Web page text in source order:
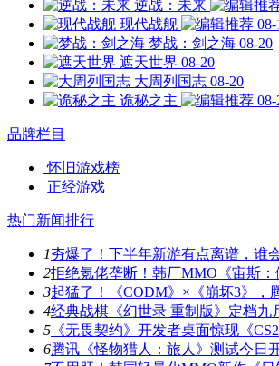
逆战：未来
现代战舰
08-
梦战：剑之海 08-20
遮天世界 08-20
大周列国志 08-20
诡秘之主
08-
品牌栏目
怀旧游戏榜
正经游戏
热门新闻排行
1夯爆了！下半年新游有点离谱，谁
2拒绝氪佬垄断！韩厂MMO《宙斯：
3起猛了！《CODM》×《崩坏3》，
4经典战棋《幻世录 重制版》定档九
5 《无畏契约》开发者桌面惊现《
6腾讯《怪物猎人：旅人》测试今日